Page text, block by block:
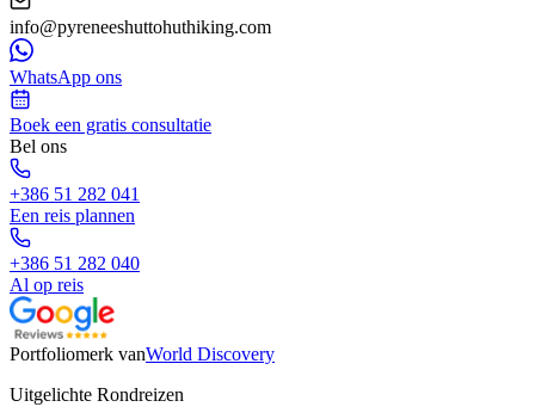
info@pyreneeshuttohuthiking.com
WhatsApp ons
Boek een gratis consultatie
Bel ons
+386 51 282 041
Een reis plannen
+386 51 282 040
Al op reis
Portfoliomerk vanWorld Discovery
Uitgelichte Rondreizen